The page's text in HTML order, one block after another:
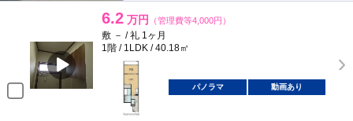
6.2 万円 （管理費等4,000円）
敷 － / 礼 1ヶ月
1階 / 1LDK / 40.18㎡
パノラマ 動画あり